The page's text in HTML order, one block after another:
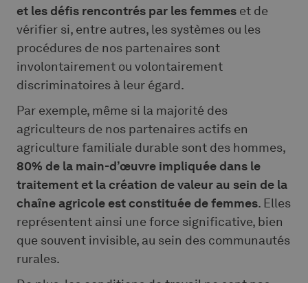
et les défis rencontrés par les femmes et de
vérifier si, entre autres, les systèmes ou les
procédures de nos partenaires sont
involontairement ou volontairement
discriminatoires à leur égard.
Par exemple, même si la majorité des
agriculteurs de nos partenaires actifs en
agriculture familiale durable sont des hommes,
80% de la main-d’œuvre impliquée dans le
traitement et la création de valeur au sein de la
chaîne agricole est constituée de femmes. Elles
représentent ainsi une force significative, bien
que souvent invisible, au sein des communautés
rurales.